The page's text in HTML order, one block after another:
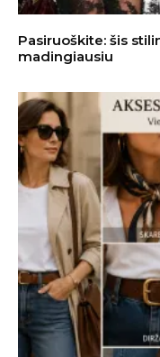
Pasiruoškite: šis
madingiausiu